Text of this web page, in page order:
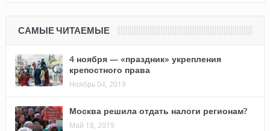
САМЫЕ ЧИТАЕМЫЕ
4 ноября — «праздник» укрепления
крепостного права
Ноябрь 04, 2019
Москва решила отдать налоги регионам?
Май 18, 2019